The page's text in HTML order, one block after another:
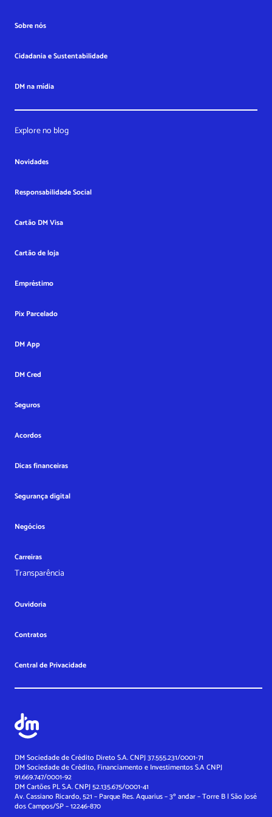
Sobre nós
Cidadania e Sustentabilidade
DM na mídia
Explore no blog
Novidades
Responsabilidade Social
Cartão DM Visa
Cartão de loja
Empréstimo
Pix Parcelado
DM App
DM Cred
Seguros
Acordos
Dicas financeiras
Segurança digital
Negócios
Carreiras
Transparência
Ouvidoria
Contratos
Central de Privacidade
DM Sociedade de Crédito Direto S.A. CNPJ 37.555.231/0001-71
DM Sociedade de Crédito, Financiamento e Investimentos S.ACNPJ
91.669.747/0001-92
DM Cartões PL S.A. CNPJ 52.135.675/0001-41
Av. Cassiano Ricardo, 521 – Parque Res. Aquarius – 3º andar – Torre B | São José
dos Campos/SP – 12246-870